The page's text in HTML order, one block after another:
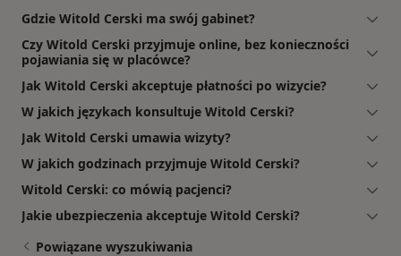
Gdzie Witold Cerski ma swój gabinet?
Czy Witold Cerski przyjmuje online, bez konieczności
pojawiania się w placówce?
Jak Witold Cerski akceptuje płatności po wizycie?
W jakich językach konsultuje Witold Cerski?
Jak Witold Cerski umawia wizyty?
W jakich godzinach przyjmuje Witold Cerski?
Witold Cerski: co mówią pacjenci?
Jakie ubezpieczenia akceptuje Witold Cerski?
Powiązane wyszukiwania